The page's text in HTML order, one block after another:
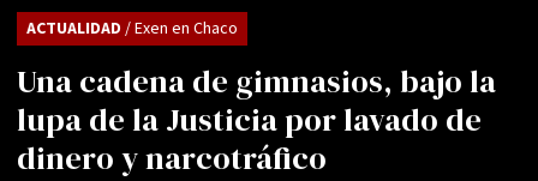
Una cadena de gimnasios, bajo la
lupa de la Justicia por lavado de
dinero y narcotráfico
ACTUALIDAD / Exen en Chaco